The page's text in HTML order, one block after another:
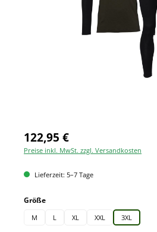
122,95 €
Preise inkl. MwSt. zzgl. Versandkosten
Lieferzeit: 5–7 Tage
Größeauswählen
M L XL XXL 3XL